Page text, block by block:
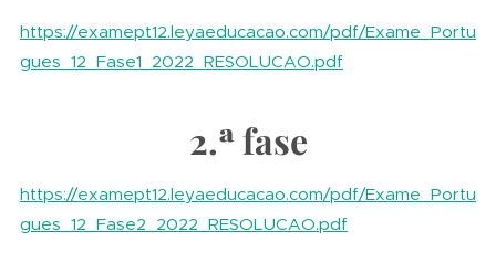
https://examept12.leyaeducacao.com/pdf/Exame_Portu
gues_12_Fase1_2022_RESOLUCAO.pdf
2.ª fase
https://examept12.leyaeducacao.com/pdf/Exame_Portu
gues_12_Fase2_2022_RESOLUCAO.pdf